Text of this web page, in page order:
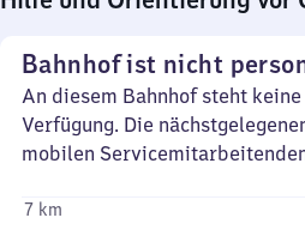
Bahnhof ist nicht
An diesem Bahnhof steht
Verfügung. Die
mobilen
7 km